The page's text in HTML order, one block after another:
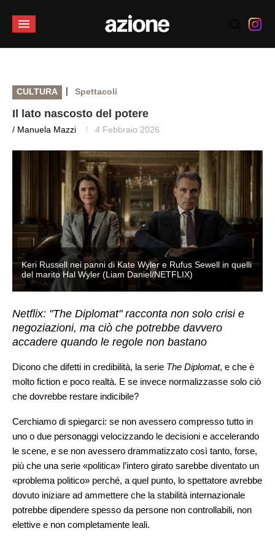
CULTURA | Spettacoli
Il lato nascosto del potere
/ Manuela Mazzi 4 Febbraio 2026
Keri Russell nei panni di Kate Wyler e Rufus Sewell in quelli
del marito Hal Wyler (Liam Daniel/NETFLIX)
Netflix: "The Diplomat" racconta non solo crisi e
negoziazioni, ma ciò che potrebbe davvero
accadere quando le regole non bastano
Dicono che difetti in credibilità, la serie The Diplomat, e che è
molto fiction e poco realtà. E se invece normalizzasse solo ciò
che dovrebbe restare indicibile?
Cerchiamo di spiegarci: se non avessero compresso tutto in
uno o due personaggi velocizzando le decisioni e accelerando
le scene, e se non avessero drammatizzato così tanto, forse,
più che una serie «politica» l’intero girato sarebbe diventato un
«problema politico» perché, a quel punto, lo spettatore avrebbe
dovuto iniziare ad ammettere che la stabilità internazionale
potrebbe dipendere spesso da persone non controllabili, non
elettive e non completamente leali.